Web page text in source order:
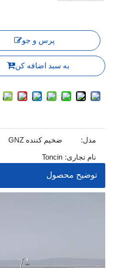
پرس و جو
به سبد اضافه کن
مدل: ضخیم کننده GNZ
نام تجاری: Toncin
توضیح محصول